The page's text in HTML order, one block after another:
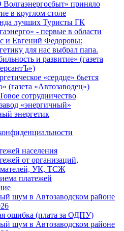
приняло
в круглом столе
лучших Туристы ГК
- первые в области
и Евгений Федоровы:
для нас выбрал папа.
и развитие» (газета
«сердце» бьется
(газета «Автозаводец»)
сотрудничество
«энергичный»
энергетик
населения
от организаций,
УК, ТСЖ
платежей
шум в Автозаводском районе
ошибка (плата за ОДПУ)
шум в Автозаводском районе